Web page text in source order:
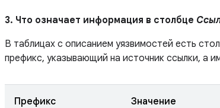
3. Что означает информация в столбце
В таблицах с описанием уязвимостей есть
префикс, указывающий на источник ссылки, а
Префикс Значение